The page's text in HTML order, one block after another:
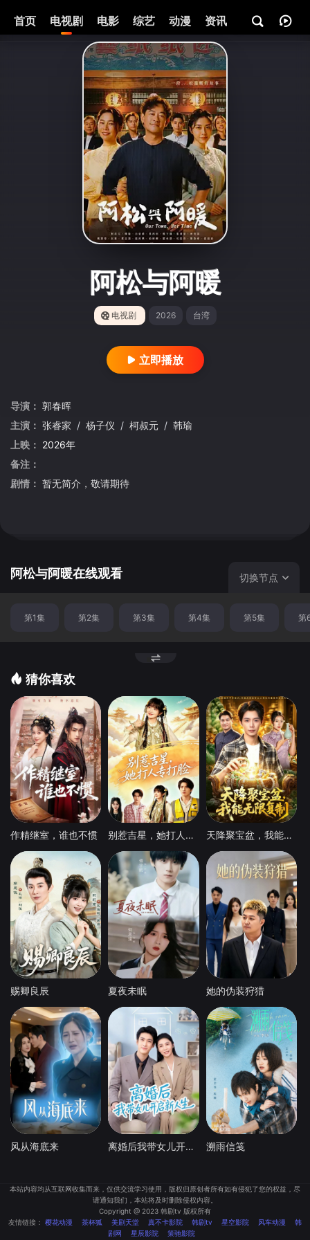
首页 电视剧 电影 综艺 动漫 资讯
阿松与阿暖
电视剧 2026 台湾
立即播放
导演： 郭春晖
主演： 张睿家 / 杨子仪 / 柯叔元 / 韩瑜
上映： 2026年
备注：
剧情： 暂无简介，敬请期待
阿松与阿暖在线观看 切换节点
第1集 第2集 第3集 第4集 第5集 第
猜你喜欢
作精继室，谁也不惯 别惹吉星，她打人专打脸 天降聚宝盆，我能无限复制
赐卿良辰 夏夜未眠 她的伪装狩猎
风从海底来 离婚后我带女儿开启新人生 溯雨信笺
本站内容均从互联网收集而来，仅供交流学习使用，版权归原创者所有如有侵犯了您的权益，尽
请通知我们，本站将及时删除侵权内容。
Copyright @ 2023 韩剧tv 版权所有
友情链接： 樱花动漫 茶杯狐 美剧天堂 真不卡影院 韩剧tv 星空影院 风车动漫
韩
剧网
星辰影院 策驰影院